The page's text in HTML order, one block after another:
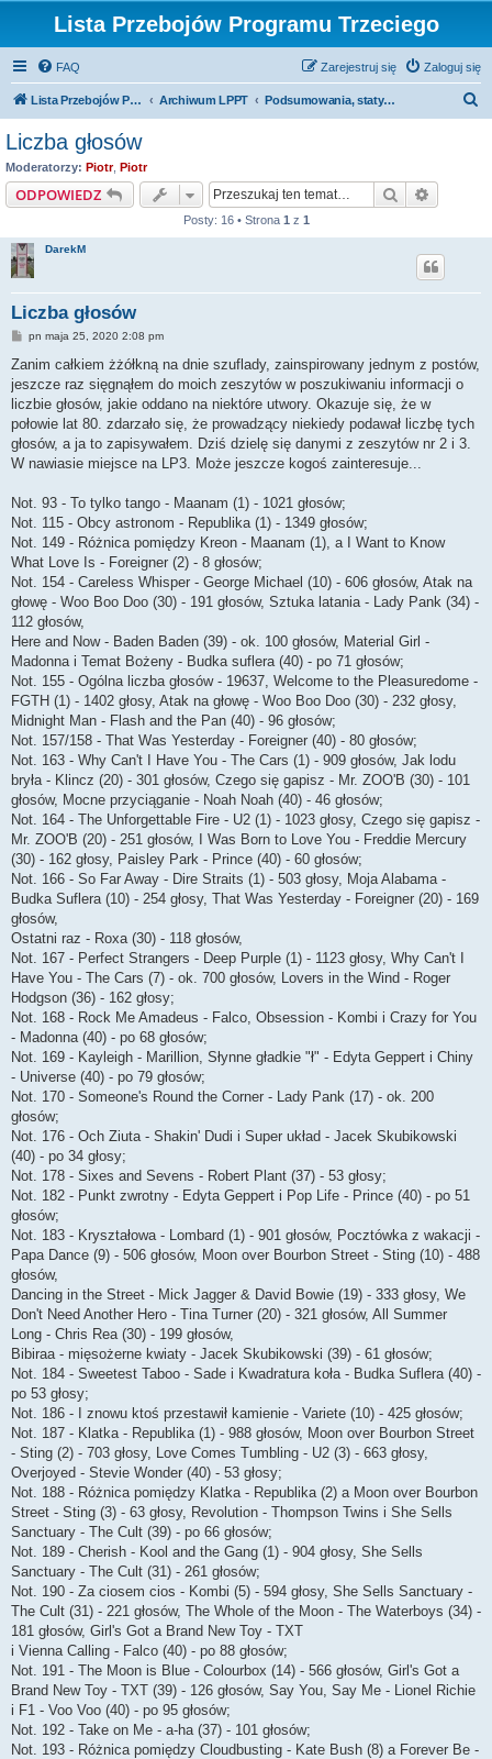
Lista Przebojów Programu Trzeciego
FAQ Zaloguj się
Zarejestruj się
Lista Przebojów Programu Trzeciego Archiwum LPPT Podsumowania, statystyki
Liczba głosów
Moderatorzy: Piotr, Piotr
ODPOWIEDZ Szukaj
Posty: 16 • Strona 1 z 1
DarekM
Liczba głosów
P
s
pn maja 25, 2020 2:08 pm
Zanim całkiem żżółkną na dnie szuflady, zainspirowany jednym z postów,
jeszcze raz sięgnąłem do moich zeszytów w poszukiwaniu informacji o
liczbie głosów, jakie oddano na niektóre utwory. Okazuje się, że w
połowie lat 80. zdarzało się, że prowadzący niekiedy podawał liczbę tych
głosów, a ja to zapisywałem. Dziś dzielę się danymi z zeszytów nr 2 i 3.
W nawiasie miejsce na LP3. Może jeszcze kogoś zainteresuje...
Not. 93 - To tylko tango - Maanam (1) - 1021 głosów;
Not. 115 - Obcy astronom - Republika (1) - 1349 głosów;
Not. 149 - Różnica pomiędzy Kreon - Maanam (1), a I Want to Know
What Love Is - Foreigner (2) - 8 głosów;
Not. 154 - Careless Whisper - George Michael (10) - 606 głosów, Atak na
głowę - Woo Boo Doo (30) - 191 głosów, Sztuka latania - Lady Pank (34) -
112 głosów,
Here and Now - Baden Baden (39) - ok. 100 głosów, Material Girl -
Madonna i Temat Bożeny - Budka suflera (40) - po 71 głosów;
Not. 155 - Ogólna liczba głosów - 19637, Welcome to the Pleasuredome -
FGTH (1) - 1402 głosy, Atak na głowę - Woo Boo Doo (30) - 232 głosy,
Midnight Man - Flash and the Pan (40) - 96 głosów;
Not. 157/158 - That Was Yesterday - Foreigner (40) - 80 głosów;
Not. 163 - Why Can't I Have You - The Cars (1) - 909 głosów, Jak lodu
bryła - Klincz (20) - 301 głosów, Czego się gapisz - Mr. ZOO'B (30) - 101
głosów, Mocne przyciąganie - Noah Noah (40) - 46 głosów;
Not. 164 - The Unforgettable Fire - U2 (1) - 1023 głosy, Czego się gapisz -
Mr. ZOO'B (20) - 251 głosów, I Was Born to Love You - Freddie Mercury
(30) - 162 głosy, Paisley Park - Prince (40) - 60 głosów;
Not. 166 - So Far Away - Dire Straits (1) - 503 głosy, Moja Alabama -
Budka Suflera (10) - 254 głosy, That Was Yesterday - Foreigner (20) - 169
głosów,
Ostatni raz - Roxa (30) - 118 głosów,
Not. 167 - Perfect Strangers - Deep Purple (1) - 1123 głosy, Why Can't I
Have You - The Cars (7) - ok. 700 głosów, Lovers in the Wind - Roger
Hodgson (36) - 162 głosy;
Not. 168 - Rock Me Amadeus - Falco, Obsession - Kombi i Crazy for You
- Madonna (40) - po 68 głosów;
Not. 169 - Kayleigh - Marillion, Słynne gładkie "ł" - Edyta Geppert i Chiny
- Universe (40) - po 79 głosów;
Not. 170 - Someone's Round the Corner - Lady Pank (17) - ok. 200
głosów;
Not. 176 - Och Ziuta - Shakin' Dudi i Super układ - Jacek Skubikowski
(40) - po 34 głosy;
Not. 178 - Sixes and Sevens - Robert Plant (37) - 53 głosy;
Not. 182 - Punkt zwrotny - Edyta Geppert i Pop Life - Prince (40) - po 51
głosów;
Not. 183 - Kryształowa - Lombard (1) - 901 głosów, Pocztówka z wakacji -
Papa Dance (9) - 506 głosów, Moon over Bourbon Street - Sting (10) - 488
głosów,
Dancing in the Street - Mick Jagger & David Bowie (19) - 333 głosy, We
Don't Need Another Hero - Tina Turner (20) - 321 głosów, All Summer
Long - Chris Rea (30) - 199 głosów,
Bibiraa - mięsożerne kwiaty - Jacek Skubikowski (39) - 61 głosów;
Not. 184 - Sweetest Taboo - Sade i Kwadratura koła - Budka Suflera (40) -
po 53 głosy;
Not. 186 - I znowu ktoś przestawił kamienie - Variete (10) - 425 głosów;
Not. 187 - Klatka - Republika (1) - 988 głosów, Moon over Bourbon Street
- Sting (2) - 703 głosy, Love Comes Tumbling - U2 (3) - 663 głosy,
Overjoyed - Stevie Wonder (40) - 53 głosy;
Not. 188 - Różnica pomiędzy Klatka - Republika (2) a Moon over Bourbon
Street - Sting (3) - 63 głosy, Revolution - Thompson Twins i She Sells
Sanctuary - The Cult (39) - po 66 głosów;
Not. 189 - Cherish - Kool and the Gang (1) - 904 głosy, She Sells
Sanctuary - The Cult (31) - 261 głosów;
Not. 190 - Za ciosem cios - Kombi (5) - 594 głosy, She Sells Sanctuary -
The Cult (31) - 221 głosów, The Whole of the Moon - The Waterboys (34) -
181 głosów, Girl's Got a Brand New Toy - TXT
i Vienna Calling - Falco (40) - po 88 głosów;
Not. 191 - The Moon is Blue - Colourbox (14) - 566 głosów, Girl's Got a
Brand New Toy - TXT (39) - 126 głosów, Say You, Say Me - Lionel Richie
i F1 - Voo Voo (40) - po 95 głosów;
Not. 192 - Take on Me - a-ha (37) - 101 głosów;
Not. 193 - Różnica pomiędzy Cloudbusting - Kate Bush (8) a Forever Be -